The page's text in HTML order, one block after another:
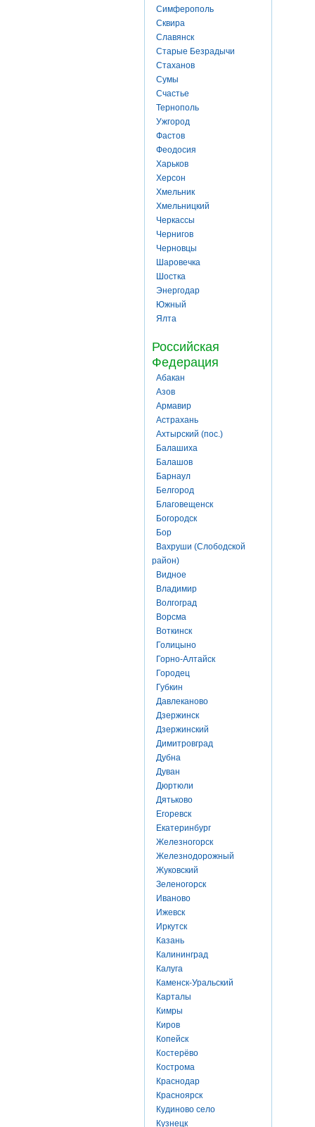
Симферополь
Сквира
Славянск
Старые Безрадычи
Стаханов
Сумы
Счастье
Тернополь
Ужгород
Фастов
Феодосия
Харьков
Херсон
Хмельник
Хмельницкий
Черкассы
Чернигов
Черновцы
Шаровечка
Шостка
Энергодар
Южный
Ялта
Российская
Федерация
Абакан
Азов
Армавир
Астрахань
Ахтырский (пос.)
Балашиха
Балашов
Барнаул
Белгород
Благовещенск
Богородск
Бор
Вахруши (Слободской
район)
Видное
Владимир
Волгоград
Ворсма
Воткинск
Голицыно
Горно-Алтайск
Городец
Губкин
Давлеканово
Дзержинск
Дзержинский
Димитровград
Дубна
Дуван
Дюртюли
Дятьково
Егоревск
Екатеринбург
Железногорск
Железнодорожный
Жуковский
Зеленогорск
Иваново
Ижевск
Иркутск
Казань
Калининград
Калуга
Каменск-Уральский
Карталы
Кимры
Киров
Копейск
Костерёво
Кострома
Краснодар
Красноярск
Кудиново село
Кузнецк